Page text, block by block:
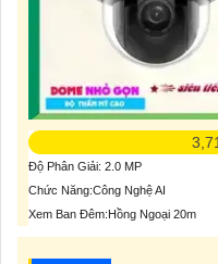
Độ Phân Giải: 2.0 MP
Chức Năng:Công Nghệ AI
Xem Ban Đêm:Hồng Ngoại 20m